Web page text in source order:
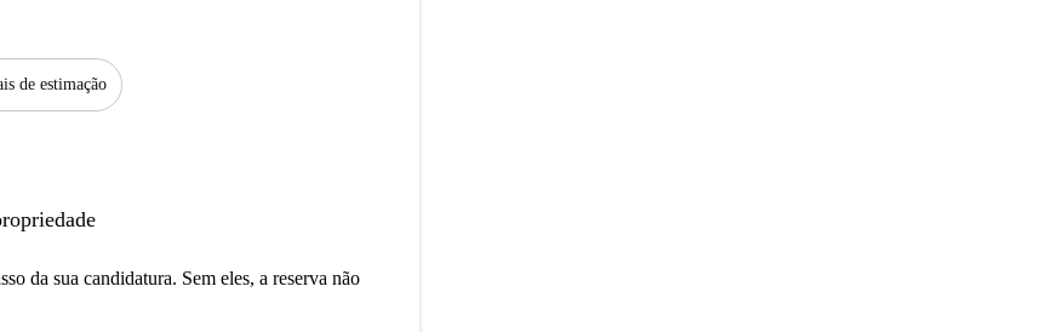
de estimação
da sua candidatura. Sem eles, a reserva não